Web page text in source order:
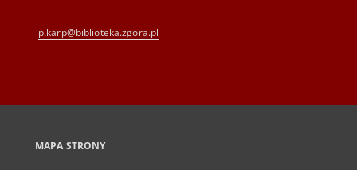
p.karp@biblioteka.zgora.pl
MAPA STRONY